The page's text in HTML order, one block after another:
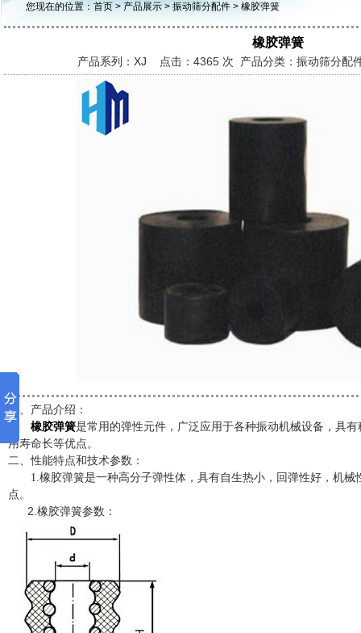
您现在的位置： 首页 > 产品展示 > 振动筛分配件 > 橡胶弹簧
橡胶弹簧
产品系列：XJ 点击： 4365 次 产品分类：振动筛分
一、产品介绍：
橡胶弹簧是常用的弹性元件，广泛应用于各种振动机械设备，具
用寿命长等优点。
二、性能特点和技术参数：
1.橡胶弹簧是一种高分子弹性体，具有自生热小，回弹性好，机械
点。
2. 橡胶弹簧参数：